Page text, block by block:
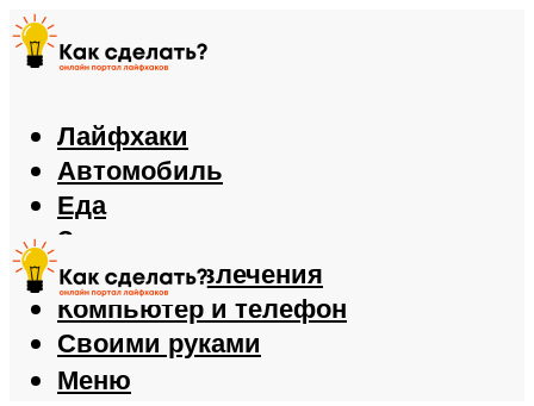
Лайфхаки
Автомобиль
Еда
Здоровье
Игры и развлечения
Компьютер и телефон
Своими руками
Меню